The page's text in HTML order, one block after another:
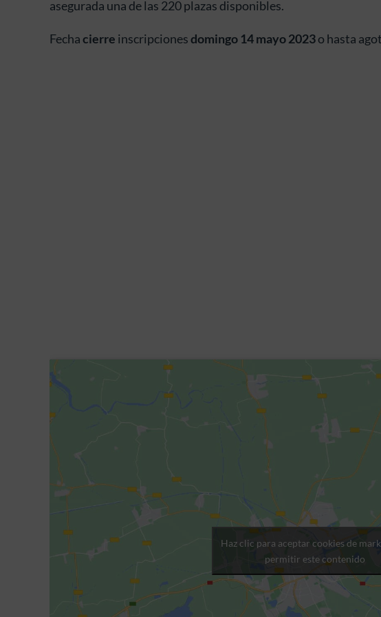
asegurada una de las 220 plazas disponibles.
Fechacierre inscripcionesdomingo 14 mayo 2023o hasta
Haz clic para aceptar cookies de
permitir este contenido